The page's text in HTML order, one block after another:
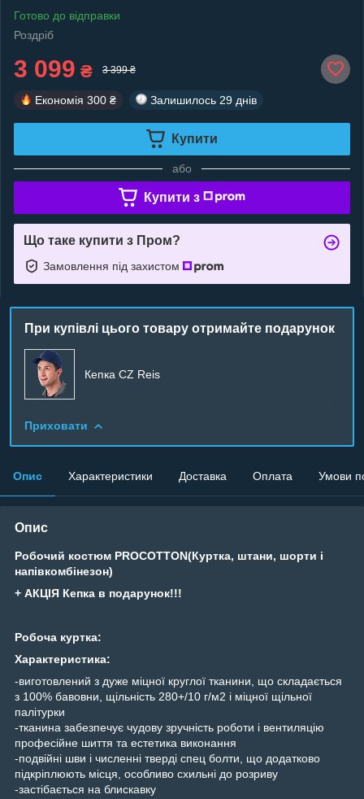
Готово до відправки
Роздріб
3 099 ₴ 3 399 ₴
Економія 300 ₴ Залишилось 29 днів
Купити
або
Купити з
Що таке купити з Пром?
Замовлення під захистом
При купівлі цього товару отримайте подарунок
Кепка CZ Reis
Приховати
Опис Характеристики Доставка Оплата Умови
Опис
Робочий костюм PROCOTTON(Куртка, штани, шорти і
напівкомбінезон)
+ АКЦІЯ Кепка в подарунок!!!
Робоча куртка:
Характеристика:
-виготовлений з дуже міцної круглої тканини, що складається
з 100% бавовни, щільність 280+/10 г/м2 і міцної щільної
палітурки
-тканина забезпечує чудову зручність роботи і вентиляцію
професійне шиття та естетика виконання
-подвійні шви і численні тверді спец болти, що додатково
підкріплюють місця, особливо схильні до розриву
-застібається на блискавку